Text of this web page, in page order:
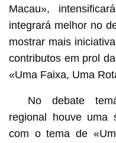
Macau»,
integrará melhor no
mostrar mais
contributos em prol
«Uma Faixa, Uma
No debate
regional houve uma
com o tema de